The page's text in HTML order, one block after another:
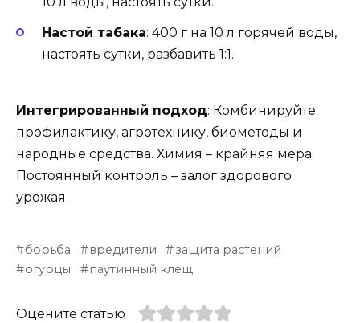
Настой табака: 400 г на 10 л горячей воды,
настоять сутки, разбавить 1:1.
Интегрированный подход: Комбинируйте
профилактику, агротехнику, биометоды и
народные средства. Химия – крайняя мера.
Постоянный контроль – залог здорового
урожая.
борьба вредители
защита растений
огурцы
паутинный клещ
Оцените статью